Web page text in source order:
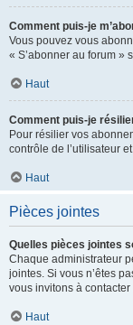
Comment puis-je
Vous pouvez vous
« S’abonner au forum »
Haut
Comment puis-je
Pour résilier vos
contrôle de l’utilisateur
Haut
Pièces jointes
Quelles pièces jointes
Chaque administrateur
jointes. Si vous n’êtes
vous invitons à
Haut